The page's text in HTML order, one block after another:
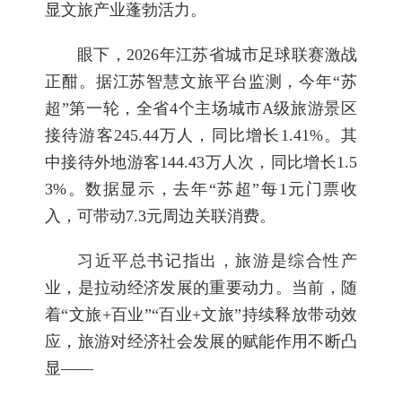
显文旅产业蓬勃活力。
眼下，2026年江苏省城市足球联赛激战
正酣。据江苏智慧文旅平台监测，今年“苏
超”第一轮，全省4个主场城市A级旅游景区
接待游客245.44万人，同比增长1.41%。其
中接待外地游客144.43万人次，同比增长1.5
3%。数据显示，去年“苏超”每1元门票收
入，可带动7.3元周边关联消费。
习近平总书记指出，旅游是综合性产
业，是拉动经济发展的重要动力。当前，随
着“文旅+百业”“百业+文旅”持续释放带动效
应，旅游对经济社会发展的赋能作用不断凸
显——